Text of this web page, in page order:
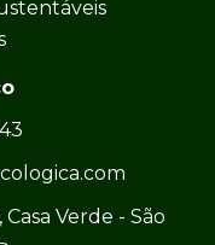
Verde - São